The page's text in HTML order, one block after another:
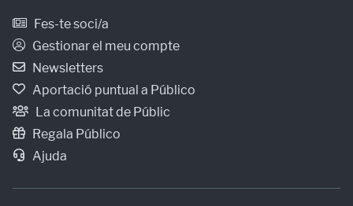
Fes-te soci/a
Gestionar el meu compte
Newsletters
Aportació puntual a Público
La comunitat de Públic
Regala Público
Ajuda